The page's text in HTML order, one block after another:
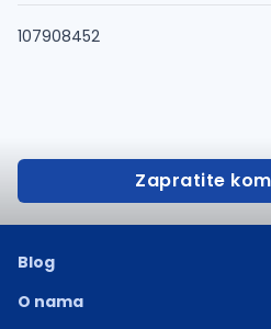
107908452
Zapratite
Blog
O nama